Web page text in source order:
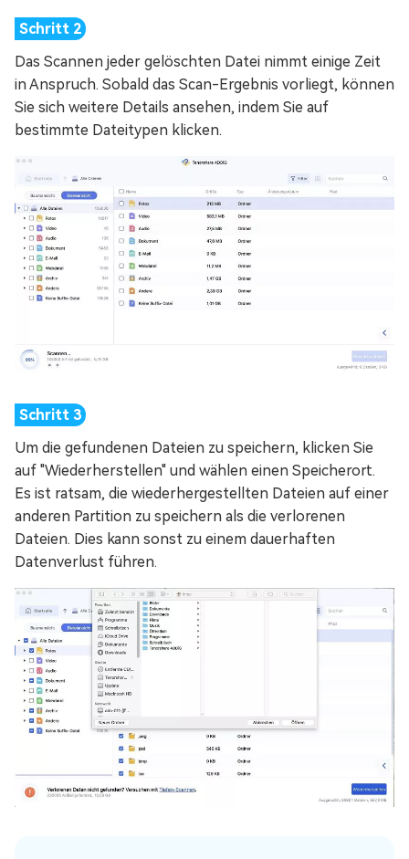
Das Scannen jeder gelöschten Datei nimmt einige Zeit
in Anspruch. Sobald das Scan-Ergebnis vorliegt, können
Sie sich weitere Details ansehen, indem Sie auf
bestimmte Dateitypen klicken.
Um die gefundenen Dateien zu speichern, klicken Sie
auf "Wiederherstellen" und wählen einen Speicherort.
Es ist ratsam, die wiederhergestellten Dateien auf einer
anderen Partition zu speichern als die verlorenen
Dateien. Dies kann sonst zu einem dauerhaften
Datenverlust führen.